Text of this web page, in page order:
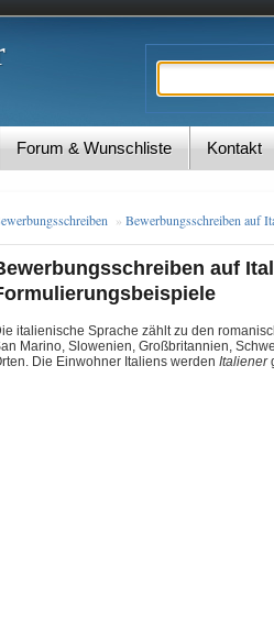
Forum & Wunschliste Kontakt
»Bewerbungsschreiben auf
auf
italienische Sprache zählt zu den
Marino, Slowenien, Großbritannien,
Die Einwohner Italiens werdenItaliener